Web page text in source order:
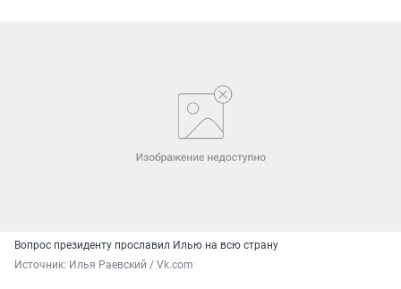
Вопрос президенту прославил Илью на всю страну
Источник: Илья Раевский / Vk.com